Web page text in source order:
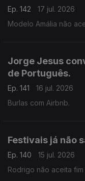
Ep. 142
17 jul. 2026
Modelo Amália não
Jorge Jesus
de Português.
Ep. 141
16 jul. 2026
Burlas com Airbnb.
Festivais já não
Ep. 140
15 jul. 2026
Rodrigo não aceita